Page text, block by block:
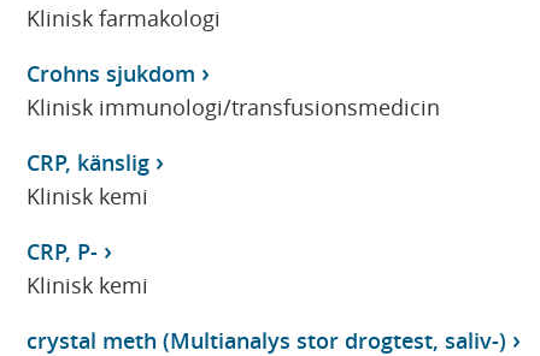
Klinisk farmakologi
Crohns sjukdom
Klinisk immunologi/transfusionsmedicin
CRP, känslig
Klinisk kemi
CRP, P-
Klinisk kemi
crystal meth (Multianalys stor drogtest, saliv-)